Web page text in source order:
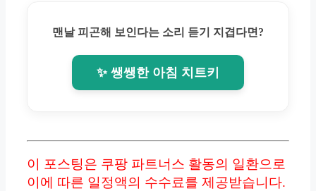
맨날 피곤해 보인다는 소리 듣기 지겹다면?
✨ 쌩쌩한 아침 치트키
이 포스팅은 쿠팡 파트너스 활동의 일환으로
이에 따른 일정액의 수수료를 제공받습니다.